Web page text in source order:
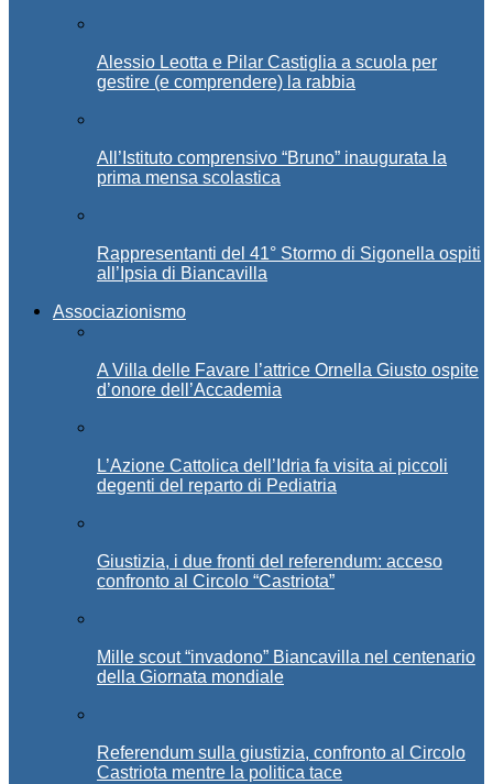
Alessio Leotta e Pilar Castiglia a scuola per
gestire (e comprendere) la rabbia
All’Istituto comprensivo “Bruno” inaugurata la
prima mensa scolastica
Rappresentanti del 41° Stormo di Sigonella ospiti
all’Ipsia di Biancavilla
Associazionismo
A Villa delle Favare l’attrice Ornella Giusto ospite
d’onore dell’Accademia
L’Azione Cattolica dell’Idria fa visita ai piccoli
degenti del reparto di Pediatria
Giustizia, i due fronti del referendum: acceso
confronto al Circolo “Castriota”
Mille scout “invadono” Biancavilla nel centenario
della Giornata mondiale
Referendum sulla giustizia, confronto al Circolo
Castriota mentre la politica tace